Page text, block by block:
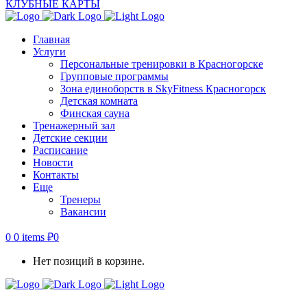
КЛУБНЫЕ КАРТЫ
Главная
Услуги
Персональные тренировки в Красногорске
Групповые программы
Зона единоборств в SkyFitness Красногорск
Детская комната
Финская сауна
Тренажерный зал
Детские секции
Расписание
Новости
Контакты
Еще
Тренеры
Вакансии
0 0 items ₽0
Нет позиций в корзине.